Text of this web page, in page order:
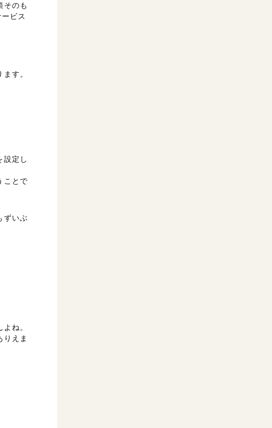
そのも
ビス
す。
設定し
ことで
ずいぶ
ね。
りえま